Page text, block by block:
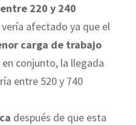
220 y 240
afectado ya que el
carga de trabajo
conjunto, la llegada
entre 520 y 740
después de que esta